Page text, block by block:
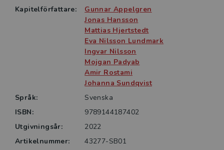
Boken lämpar sig lika mycket för studenter som för
yrkesverksamma, både inom polisiärt arbete, socialt
arbete och andra professioner som arbetar i så
kallade utsatta områden.
Kapitelförfattare:
Gunnar Appelgren
Jonas Hansson
Mattias Hjertstedt
Eva Nilsson Lundmark
Ingvar Nilsson
Mojgan Padyab
Amir Rostami
Johanna Sundqvist
Språk:
Svenska
ISBN:
9789144187402
Utgivningsår:
2022
Artikelnummer:
43277-SB01